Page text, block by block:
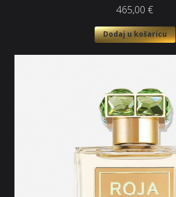
465,00 €
Dodaj u košaricu